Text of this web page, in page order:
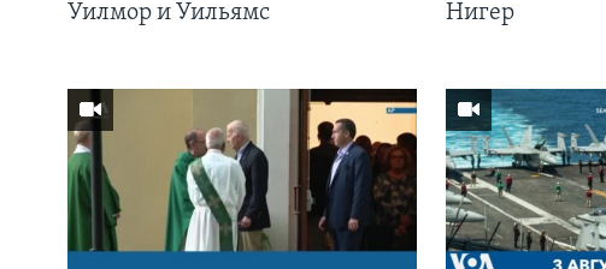
Уилмор и Уильямс
Нигер